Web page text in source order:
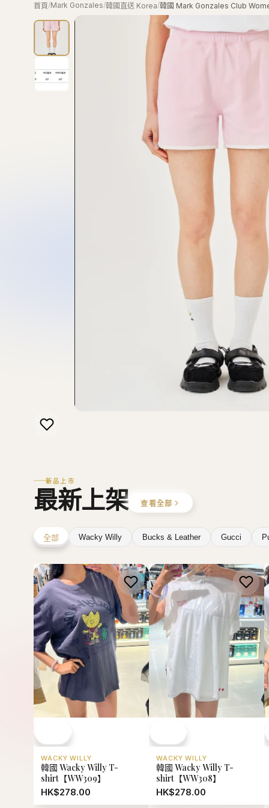
首頁/Mark Gonzales/韓國直送 Korea/韓國 Mark Gonzales Club
新品上市
最新上架 查看全部
全部 Wacky Willy Bucks & Leather Gucci
WACKY WILLY
韓國 Wacky Willy T-
shirt【WW309】
HK$278.00
WACKY WILLY
韓國 Wacky Willy T-
shirt【WW308】
HK$278.00